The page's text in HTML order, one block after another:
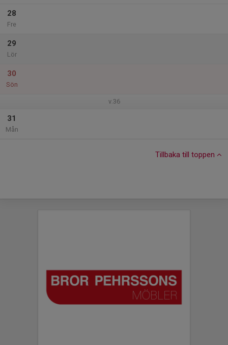
28
Fre
29
Lör
30
Sön
v.36
31
Mån
Tillbaka till toppen